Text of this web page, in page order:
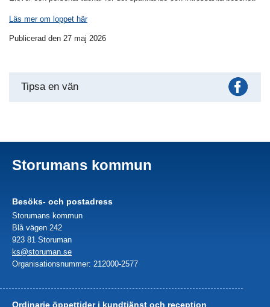
Läs mer om loppet här
Publicerad den 27 maj 2026
Tipsa en vän
Storumans kommun
Besöks- och postadress
Storumans kommun
Blå vägen 242
923 81 Storuman
ks@storuman.se
Organisationsnummer: 212000-2577
Ordinarie öppettider i kundtjänst och reception